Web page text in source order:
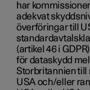
har
adekvat
överföringar till
(artikel 46 i
för dataskydd
Storbritannien till
USA och/eller